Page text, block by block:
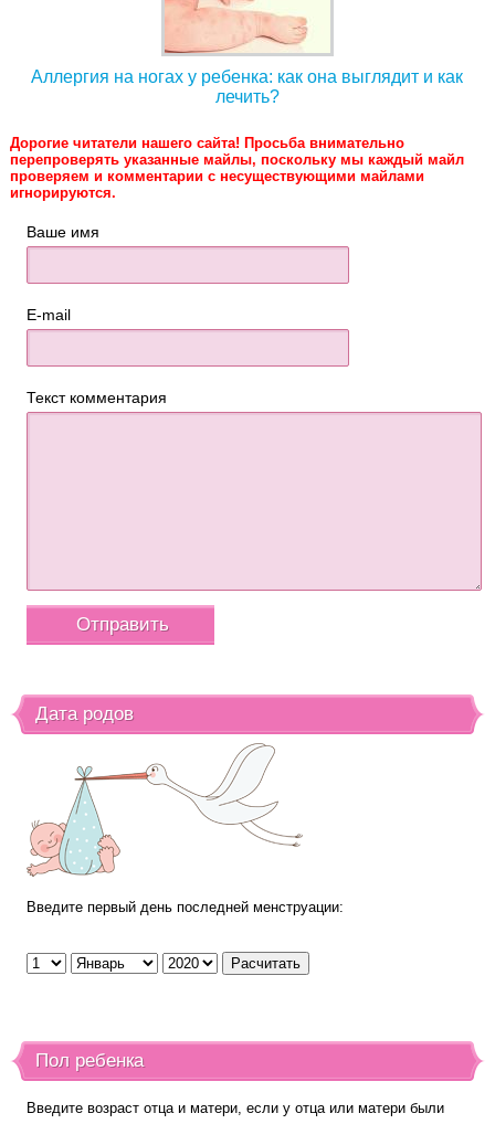
Аллергия на ногах у ребенка: как она выглядит и как
лечить?
Дорогие читатели нашего сайта! Просьба внимательно
перепроверять указанные майлы, поскольку мы каждый майл
проверяем и комментарии с несуществующими майлами
игнорируются.
Ваше имя
E-mail
Текст комментария
Дата родов
Введите первый день последней менструации:
Пол ребенка
Введите возраст отца и матери, если у отца или матери были